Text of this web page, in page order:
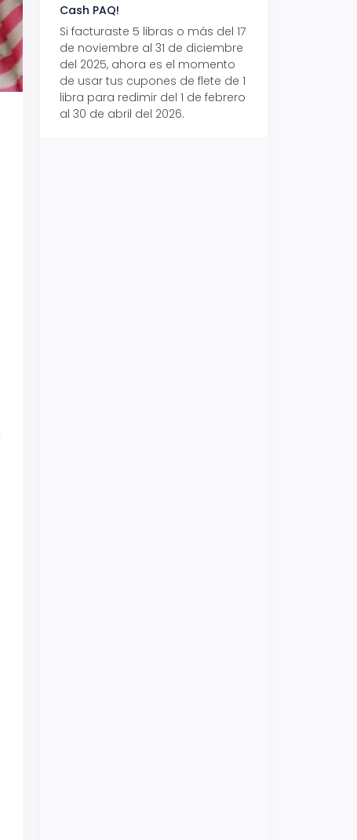
Cash PAQ!
Si facturaste 5 libras o más del 17
de noviembre al 31 de diciembre
del 2025, ahora es el momento
de usar tus cupones de flete de 1
libra para redimir del 1 de febrero
al 30 de abril del 2026.